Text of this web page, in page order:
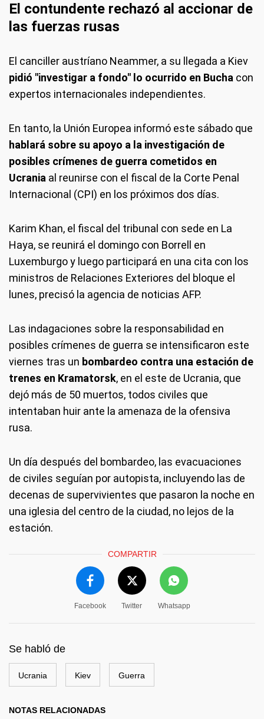
El contundente rechazó al accionar de
las fuerzas rusas
El canciller austríano Neammer, a su llegada a Kiev
pidió "investigar a fondo" lo ocurrido en Bucha con
expertos internacionales independientes.
En tanto, la Unión Europea informó este sábado que
hablará sobre su apoyo a la investigación de
posibles crímenes de guerra cometidos en
Ucrania al reunirse con el fiscal de la Corte Penal
Internacional (CPI) en los próximos dos días.
Karim Khan, el fiscal del tribunal con sede en La
Haya, se reunirá el domingo con Borrell en
Luxemburgo y luego participará en una cita con los
ministros de Relaciones Exteriores del bloque el
lunes, precisó la agencia de noticias AFP.
Las indagaciones sobre la responsabilidad en
posibles crímenes de guerra se intensificaron este
viernes tras un bombardeo contra una estación de
trenes en Kramatorsk, en el este de Ucrania, que
dejó más de 50 muertos, todos civiles que
intentaban huir ante la amenaza de la ofensiva
rusa.
Un día después del bombardeo, las evacuaciones
de civiles seguían por autopista, incluyendo las de
decenas de supervivientes que pasaron la noche en
una iglesia del centro de la ciudad, no lejos de la
estación.
COMPARTIR
Facebook Twitter Whatsapp
Se habló de
Ucrania Kiev Guerra
NOTAS RELACIONADAS